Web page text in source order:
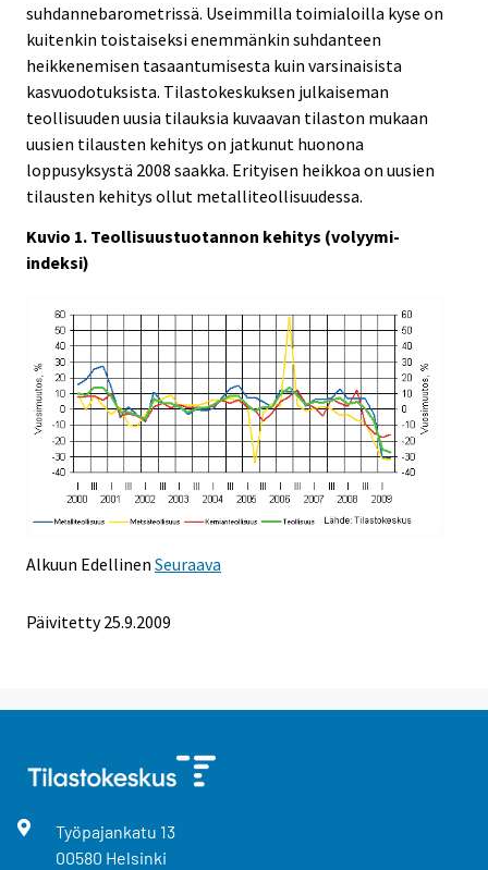
suhdannebarometrissä. Useimmilla toimialoilla kyse on
kuitenkin toistaiseksi enemmänkin suhdanteen
heikkenemisen tasaantumisesta kuin varsinaisista
kasvuodotuksista. Tilastokeskuksen julkaiseman
teollisuuden uusia tilauksia kuvaavan tilaston mukaan
uusien tilausten kehitys on jatkunut huonona
loppusyksystä 2008 saakka. Erityisen heikkoa on uusien
tilausten kehitys ollut metalliteollisuudessa.
Kuvio 1. Teollisuustuotannon kehitys (volyymi-
indeksi)
Alkuun Edellinen Seuraava
Päivitetty25.9.2009
Työpajankatu 13
00580 Helsinki